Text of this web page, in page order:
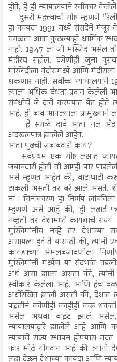
होते, हे ही न्यायालयाने स्वीकार
दुसरी महत्त्वाची गोष्ट म्हणजे
हा कायदा 1991 मध्ये संसदेने मंजूर
वगळता आता कुठल्याही धार्मिक
नाही. 1947 ला जी मस्जिद असेल
मंदीरच राहील. कोणीही जुना
मस्जिदीला मंदीरामध्ये आणि
शकणार नाही. सर्वोच्च न्यायालयाने
त्याला अधिक वैधता प्रदान
संबंधीचे जे दावे करण्यात येत होते
आहे. ही बाब आपल्याला प्रामुख्याने
हे सगळे दावे आता नल अँड
अदखलपात्र झालेले आहेत.
आता पुढची जबाबदारी काय?
सर्वप्रथम एक गोष्ट लक्षात
जबाबदारी होती ती आम्ही पार
असे म्हणत आहेत की, वाटाघाटी
टाकली असती तर बरे झाले असते.
ना ! विनाकारण हा निर्णय
म्हणणे असे आहे की, ही लढाई
नव्हती तर देशामध्ये कायद्याचे
मुस्लिमांनीच नव्हे तर देशाच्या
असायला हवे ते यासाठी की,
कायद्याच्या अंमलबजावणीला
मुस्लिमांनी मध्येच या संदर्भात
अर्थ असा झाला असता की, त्यांनी
स्वीकार केलेला आहे. आणि हेच
अधोरेखित झाली असती की, देशात
पद्धतीने कोणीही काहीही करू
असेल अथवा वाईट झाले
न्यायालयाद्वारे झालेले आहे आणि
न्यायाचे राज्य स्थापन होण्यास
फार मोठे योगदान आहे की त्यांनी